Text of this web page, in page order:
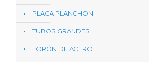
PLACA PLANCHON
TUBOS GRANDES
TORÓN DE ACERO